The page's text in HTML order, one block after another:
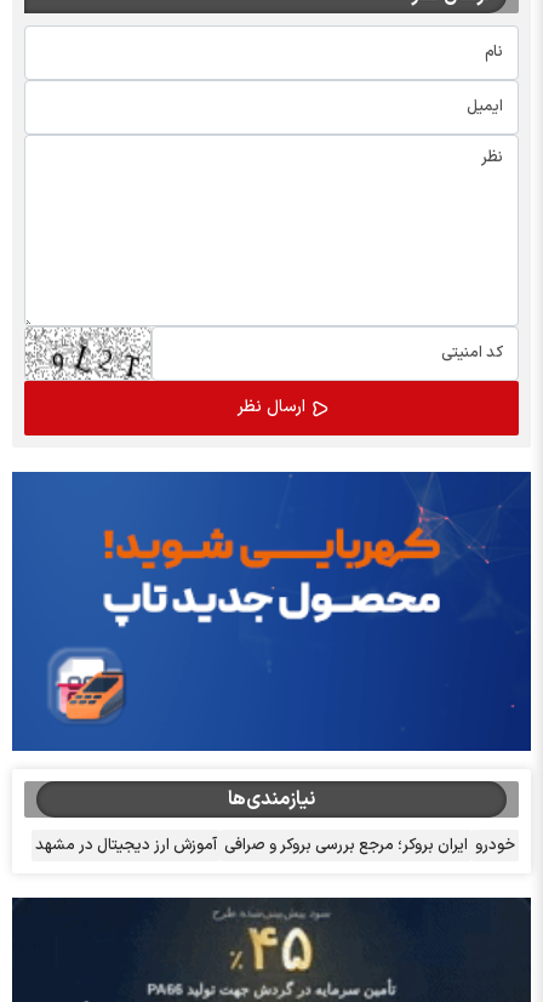
نیازمندی‌ها
خودرو ایران بروکر؛ مرجع بررسی بروکر و صرافی آموزش ارز دیجیتال در مشهد